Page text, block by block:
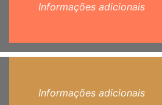
Informações adicionais
Informações adicionais